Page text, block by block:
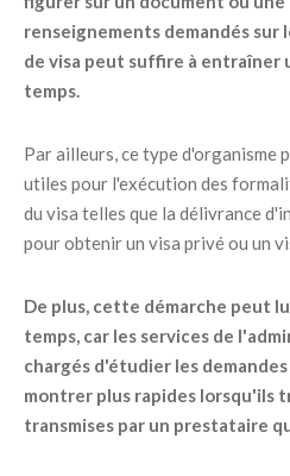
renseignements demandés sur
de visa peut suffire à entraîner
temps.
Par ailleurs, ce type d'organisme
utiles pour l'exécution des
du visa telles que la délivrance
pour obtenir un visa privé ou un
De plus, cette démarche peut
temps, car les services de
chargés d'étudier les
montrer plus rapides lorsqu'ils
transmises par un prestataire